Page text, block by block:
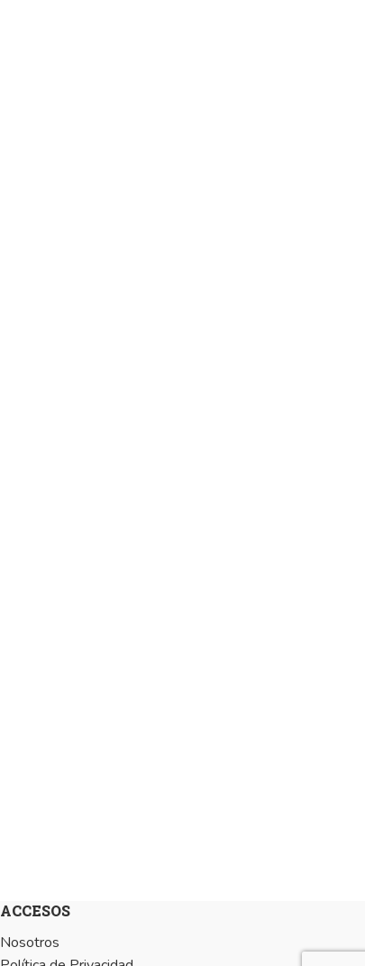
ACCESOS
Nosotros